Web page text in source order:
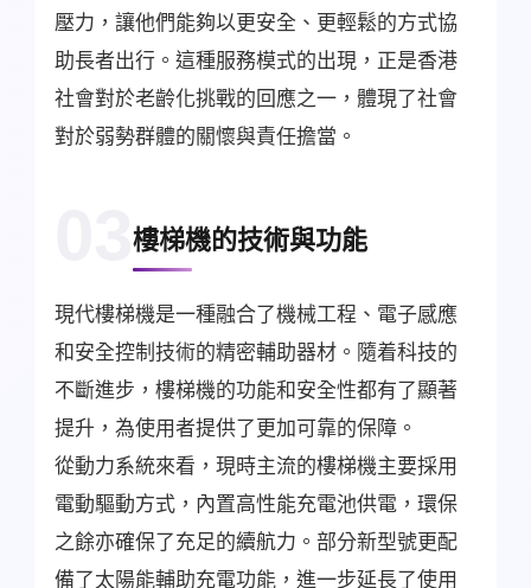
壓力，讓他們能夠以更安全、更輕鬆的方式協
助長者出行。這種服務模式的出現，正是香港
社會對於老齡化挑戰的回應之一，體現了社會
對於弱勢群體的關懷與責任擔當。
03樓梯機的技術與功能
現代樓梯機是一種融合了機械工程、電子感應
和安全控制技術的精密輔助器材。隨着科技的
不斷進步，樓梯機的功能和安全性都有了顯著
提升，為使用者提供了更加可靠的保障。
從動力系統來看，現時主流的樓梯機主要採用
電動驅動方式，內置高性能充電池供電，環保
之餘亦確保了充足的續航力。部分新型號更配
備了太陽能輔助充電功能，進一步延長了使用